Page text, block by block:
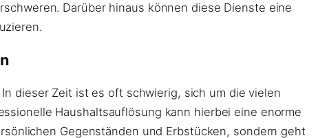
Darüber hinaus können diese Dienste eine
dieser Zeit ist es oft schwierig, sich um die vielen
Haushaltsauflösung kann hierbei eine enorme
Gegenständen und Erbstücken, sondern geht